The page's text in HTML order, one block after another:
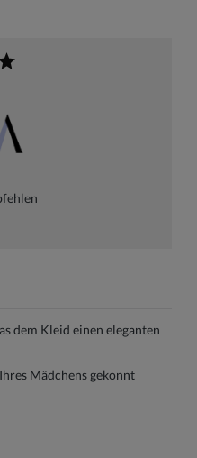
dem Kleid einen eleganten
Mädchens gekonnt